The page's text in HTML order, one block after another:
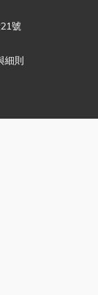
號
細則